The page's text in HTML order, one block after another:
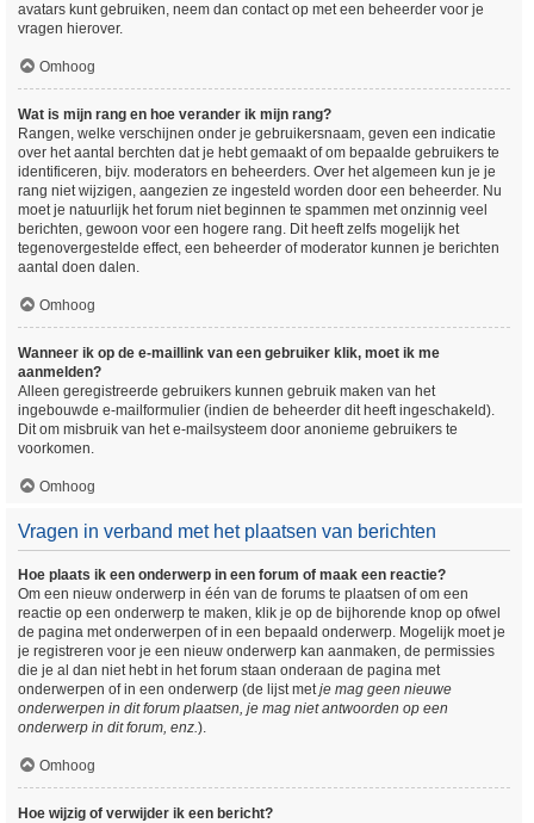
avatars kunt gebruiken, neem dan contact op met een beheerder voor je
vragen hierover.
Omhoog
Wat is mijn rang en hoe verander ik mijn rang?
Rangen, welke verschijnen onder je gebruikersnaam, geven een indicatie
over het aantal berchten dat je hebt gemaakt of om bepaalde gebruikers te
identificeren, bijv. moderators en beheerders. Over het algemeen kun je je
rang niet wijzigen, aangezien ze ingesteld worden door een beheerder. Nu
moet je natuurlijk het forum niet beginnen te spammen met onzinnig veel
berichten, gewoon voor een hogere rang. Dit heeft zelfs mogelijk het
tegenovergestelde effect, een beheerder of moderator kunnen je berichten
aantal doen dalen.
Omhoog
Wanneer ik op de e-maillink van een gebruiker klik, moet ik me
aanmelden?
Alleen geregistreerde gebruikers kunnen gebruik maken van het
ingebouwde e-mailformulier (indien de beheerder dit heeft ingeschakeld).
Dit om misbruik van het e-mailsysteem door anonieme gebruikers te
voorkomen.
Omhoog
Vragen in verband met het plaatsen van berichten
Hoe plaats ik een onderwerp in een forum of maak een reactie?
Om een nieuw onderwerp in één van de forums te plaatsen of om een
reactie op een onderwerp te maken, klik je op de bijhorende knop op ofwel
de pagina met onderwerpen of in een bepaald onderwerp. Mogelijk moet je
je registreren voor je een nieuw onderwerp kan aanmaken, de permissies
die je al dan niet hebt in het forum staan onderaan de pagina met
onderwerpen of in een onderwerp (de lijst metje mag geen nieuwe
onderwerpen in dit forum plaatsen, je mag niet antwoorden op een
onderwerp in dit forum, enz.).
Omhoog
Hoe wijzig of verwijder ik een bericht?